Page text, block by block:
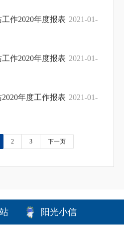
作2020年度报表 2021-01-
作2020年度报表 2021-01-
年度工作报表 2021-01-
2 3 下一页
阳光小信